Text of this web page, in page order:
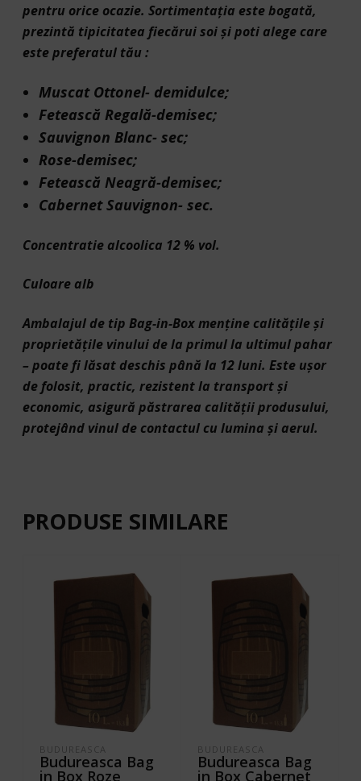
pentru orice ocazie. Sortimentația este bogată,
prezintă tipicitatea fiecărui soi şi poti alege care
este preferatul tău :
Muscat Ottonel- demidulce;
Fetească Regală-demisec;
Sauvignon Blanc- sec;
Rose-demisec;
Fetească Neagră-demisec;
Cabernet Sauvignon- sec.
Concentratie alcoolica 12 % vol.
Culoare alb
Ambalajul de tip Bag-in-Box menţine calităţile şi
proprietăţile vinului de la primul la ultimul pahar
– poate fi lăsat deschis până la 12 luni. Este ușor
de folosit, practic, rezistent la transport și
economic, asigură păstrarea calității produsului,
protejând vinul de contactul cu lumina și aerul.
PRODUSE SIMILARE
BUDUREASCA
Budureasca Bag
in Box Roze
BUDUREASCA
Budureasca Bag
in Box Cabernet